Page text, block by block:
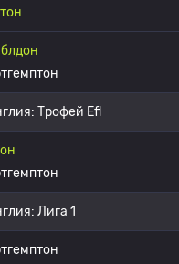
Трофей Efl
Лига 1